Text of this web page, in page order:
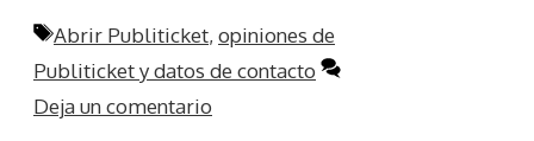
Etiquetas
Abrir Publiticket, opiniones de
Publiticket y datos de contacto
Deja un comentario